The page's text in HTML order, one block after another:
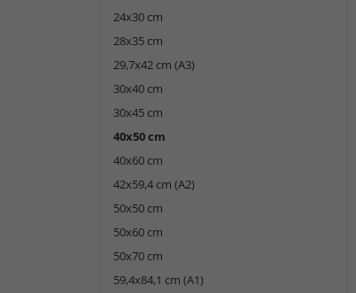
24x30 cm
28x35 cm
29,7x42 cm (A3)
30x40 cm
30x45 cm
40x50 cm
40x60 cm
42x59,4 cm (A2)
50x50 cm
50x60 cm
50x70 cm
59,4x84,1 cm (A1)